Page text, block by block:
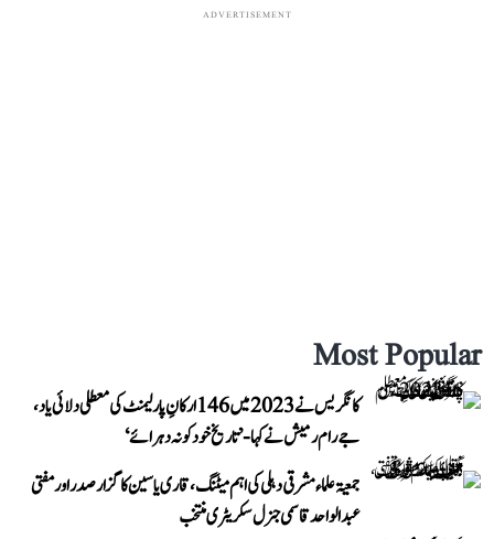
ADVERTISEMENT
Most Popular
کانگریس نے 2023 میں 146 ارکانِ پارلیمنٹ کی معطلی دلائی یاد،
جے رام رمیش نے کہا- ’تاریخ خود کو نہ دہرائے‘
جمعیۃ علماء مشرقی دہلی کی اہم میٹنگ، قاری یاسین کا گزار صدر اور مفتی
عبد الواحد قاسمی جنرل سکریٹری منتخب